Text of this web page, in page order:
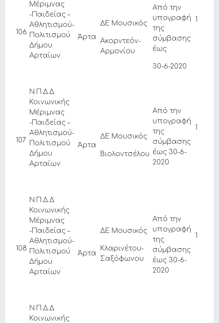
106
Μέριμνας
-Παιδείας –
Αθλητισμού-
Πολιτισμού
Δήμου
Αρταίων
Άρτα
ΔΕ Μουσικός
Ακορντεόν-
Αρμονίου
Από την
υπογραφή
της
σύμβασης
έως
30-6-2020
1
107
Ν.Π.Δ.Δ
Κοινωνικής
Μέριμνας
-Παιδείας –
Αθλητισμού-
Πολιτισμού
Δήμου
Αρταίων
Άρτα
ΔΕ Μουσικός
Βιολοντσέλου
Από την
υπογραφή
της
σύμβασης
έως 30-6-
2020
1
108
Ν.Π.Δ.Δ
Κοινωνικής
Μέριμνας
-Παιδείας –
Αθλητισμού-
Πολιτισμού
Δήμου
Αρταίων
Άρτα
ΔΕ Μουσικός
Κλαρινέτου-
Σαξόφωνου
Από την
υπογραφή
της
σύμβασης
έως 30-6-
2020
1
Ν.Π.Δ.Δ
Κοινωνικής